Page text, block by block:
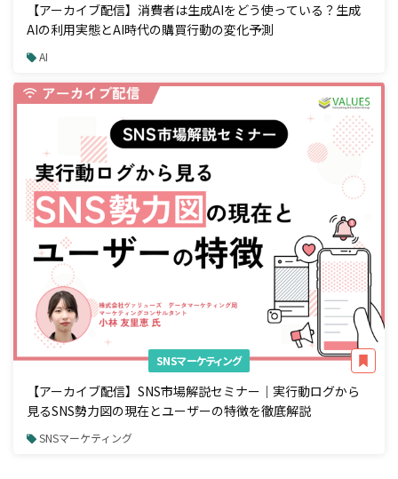
【アーカイブ配信】消費者は生成AIをどう使っている？生成
AIの利用実態とAI時代の購買行動の変化予測
AI
SNSマーケティング
【アーカイブ配信】SNS市場解説セミナー｜実行動ログから
見るSNS勢力図の現在とユーザーの特徴を徹底解説
SNSマーケティング